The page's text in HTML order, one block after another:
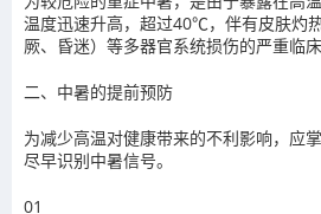
温度迅速升高，超过40℃，伴有皮肤灼
厥、昏迷）等多器官系统损伤的严重临床
二、中暑的提前预防
为减少高温对健康带来的不利影响，应
尽早识别中暑信号。
01